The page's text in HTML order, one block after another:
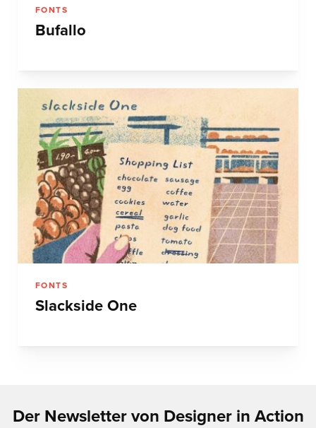
FONTS
Bufallo
FONTS
Slackside One
Der Newsletter von Designer in Action